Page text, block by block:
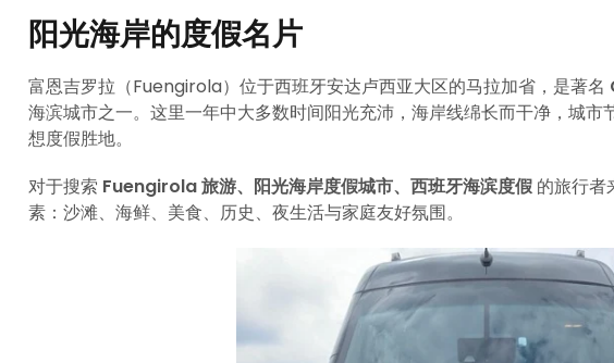
阳光海岸的度假名片
富恩吉罗拉（Fuengirola）位于西班牙安达卢西亚大区的马拉加省，是著名
海滨城市之一。这里一年中大多数时间阳光充沛，海岸线绵长而干净，城
想度假胜地。
对于搜索 Fuengirola 旅游、阳光海岸度假城市、西班牙海滨度假 的旅行者
素：沙滩、海鲜、美食、历史、夜生活与家庭友好氛围。